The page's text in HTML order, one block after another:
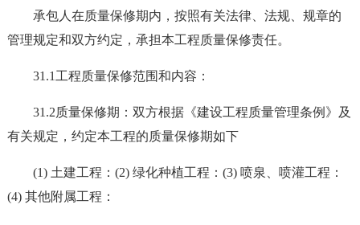
承包人在质量保修期内，按照有关法律、法规、规章的
管理规定和双方约定，承担本工程质量保修责任。
31.1工程质量保修范围和内容：
31.2质量保修期：双方根据《建设工程质量管理条例》及
有关规定，约定本工程的质量保修期如下
(1) 土建工程：(2) 绿化种植工程：(3) 喷泉、喷灌工程：
(4) 其他附属工程：